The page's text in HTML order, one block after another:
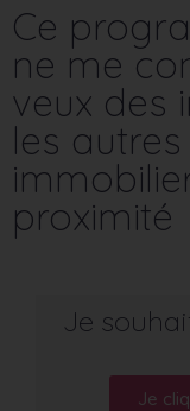
Ce
ne me
veux des
les
proximité
Je
Je